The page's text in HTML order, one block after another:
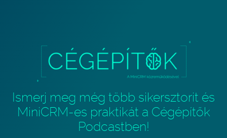
Ismerj meg még több sikersztorit és
MiniCRM-es praktikát a Cégépítők
Podcastben!